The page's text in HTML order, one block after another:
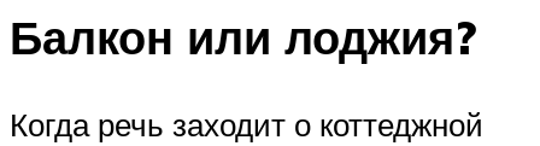
Балкон или лоджия?
Когда речь заходит о коттеджной